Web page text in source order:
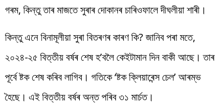
গৰম, কিন্তু তাৰ মাজতে সুৰাৰ দোকানৰ চাৰিওফালে দীঘলীয়া শাৰী।
কিন্তু এনে বিনামূলীয়া সুৰা বিতৰণৰ কাৰণ কি? জানিব পৰা মতে,
২০২৪-২৫ বিত্তীয় বৰ্ষৰ শেষ হ’বলৈ কেইটামান দিন বাকী আছে। তাৰ
পূৰ্বে ষ্টক শেষ কৰিব লাগিব। গতিকে ‘ষ্টক ক্লিয়াৰেন্স চেল’ আৰম্ভ
হৈছে। এই বিত্তীয় বৰ্ষৰ অন্ত পৰিব ৩১ মাৰ্চত।